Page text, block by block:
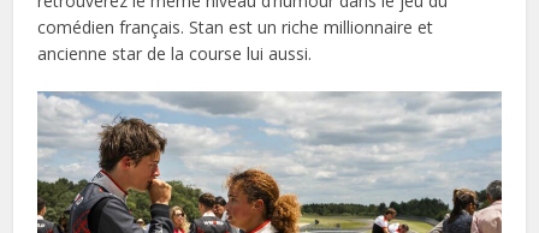
comédien français. Stan est un riche millionnaire et
ancienne star de la course lui aussi.